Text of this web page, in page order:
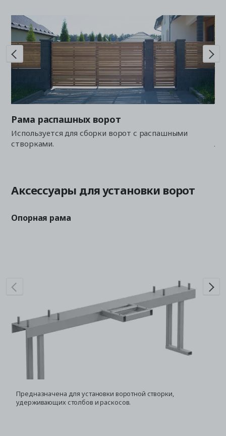
Рама распашных ворот
Используется для сборки ворот с распашными
створками.
Аксессуары для установки ворот
Опорная рама
Предназначена для установки воротной створки,
удерживающих столбов и раскосов.